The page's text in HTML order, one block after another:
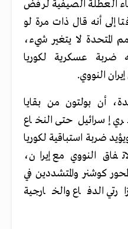
العطلة الصيفية لرفض
إلى أنه قال ذات مرة لو
الأمم المتحدة لا يتغير شيء،
ضربة عسكرية لكوريا
النووي.
أن بولتون من بقايا
إسرائيل حتى النخاع
ضربة استباقية لكوريا
النووي مع إيران،
كوشنر والمتشددين في
الدفاع والخارجية